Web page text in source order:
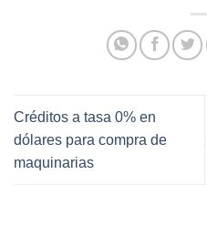
Créditos a tasa 0% en
dólares para compra de
maquinarias